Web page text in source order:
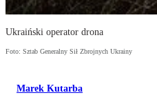
Ukraiński operator drona
Foto: Sztab Generalny Sił Zbrojnych Ukrainy
Marek Kutarba